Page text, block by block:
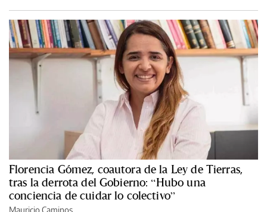
Florencia Gómez, coautora de la Ley de Tierras,
tras la derrota del Gobierno: “Hubo una
conciencia de cuidar lo colectivo”
Mauricio Caminos